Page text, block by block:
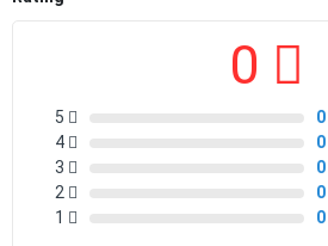
0
5 0
4
0
3
0
2
0
1
0